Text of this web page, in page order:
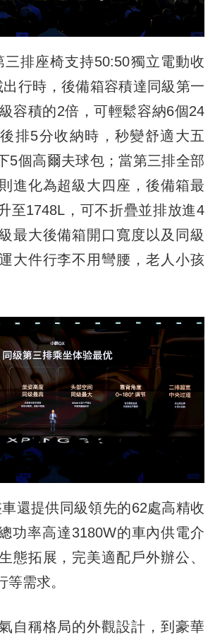
座椅支持50:50獨立電動收
行時，後備箱容積達同級第一
容積的2倍，可輕鬆容納6個24
排5分收納時，秒變舒適大五
5個高爾夫球包；當第三排全部
進化為超級大四座，後備箱最
至1748L，可不折疊並排放進4
最大後備箱開口寬度以及同級
大件行李不用彎腰，老人小孩
提供同級領先的62處高精收
功率高達3180W的車內供電介
態拓展，完美適配戶外辦公、
需求。
稱格局的外觀設計，到豪華